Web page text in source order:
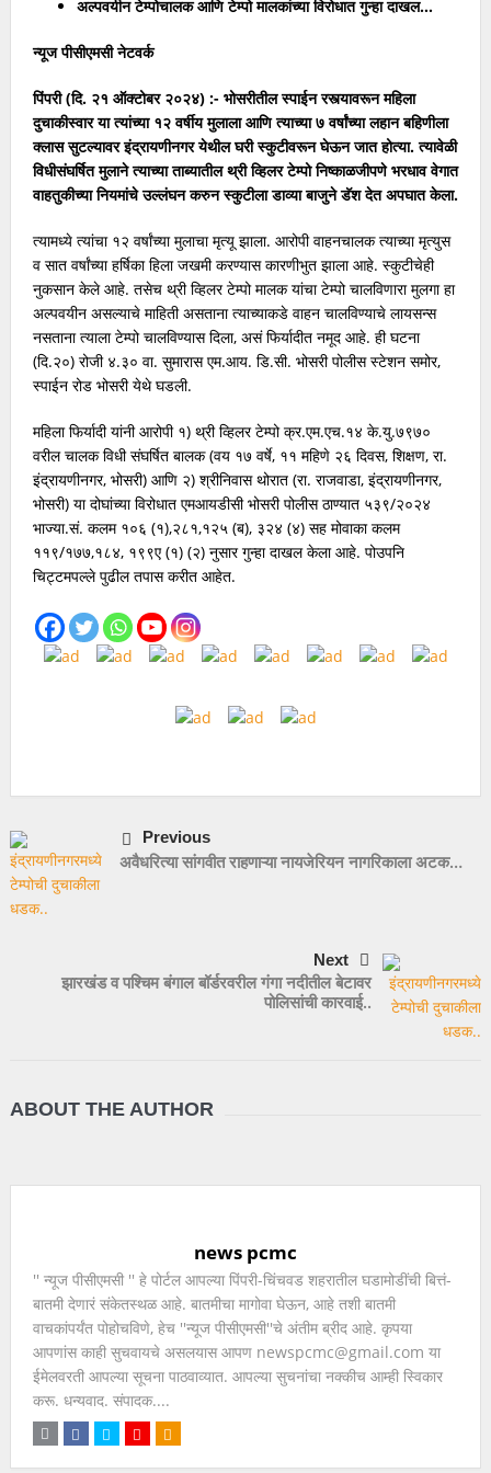
बिर्ला हॉस्पिटलजवळील पुलाचे तुटलेले कठडे तातडीने दुरुस्त करण्याची
विश्वजीत बारणे यांची मागणी…
“हर्षवर्धन सपकाळ यांनी त्वरित जाहीर माफी मागावी” – योगेश बहल…
फोर्स ट्रॅव्हलरच्या धडकेत तरुणीचा मृत्यू; चालकाविरुद्ध निगडी पोलिसांत गुन्हा
दाखल…
जुन्या वादातून तरुणावर सिमेंट ब्लॉकने हल्ला…
अल्पवयीन टेम्पोचालक आणि टेम्पो मालकांच्या विरोधात गुन्हा दाखल…
न्यूज पीसीएमसी नेटवर्क
पिंपरी (दि. २१ ऑक्टोबर २०२४) :- भोसरीतील स्पाईन रस्त्यावरून महिला
दुचाकीस्वार या त्यांच्या १२ वर्षीय मुलाला आणि त्याच्या ७ वर्षांच्या लहान बहिणीला
क्लास सुटल्यावर इंद्रायणीनगर येथील घरी स्कुटीवरून घेऊन जात होत्या. त्यावेळी
विधीसंघर्षित मुलाने त्याच्या ताब्यातील थ्री व्हिलर टेम्पो निष्काळजीपणे भरधाव वेगात
वाहतुकीच्या नियमांचे उल्लंघन करुन स्कुटीला डाव्या बाजुने डॅश देत अपघात केला.
त्यामध्ये त्यांचा १२ वर्षांच्या मुलाचा मृत्यू झाला. आरोपी वाहनचालक त्याच्या मृत्युस
व सात वर्षांच्या हर्षिका हिला जखमी करण्यास कारणीभुत झाला आहे. स्कुटीचेही
नुकसान केले आहे. तसेच थ्री व्हिलर टेम्पो मालक यांचा टेम्पो चालविणारा मुलगा हा
अल्पवयीन असल्याचे माहिती असताना त्याच्याकडे वाहन चालविण्याचे लायसन्स
नसताना त्याला टेम्पो चालविण्यास दिला, असं फिर्यादीत नमूद आहे. ही घटना
(दि.२०) रोजी ४.३० वा. सुमारास एम.आय. डि.सी. भोसरी पोलीस स्टेशन समोर,
स्पाईन रोड भोसरी येथे घडली.
महिला फिर्यादी यांनी आरोपी १) थ्री व्हिलर टेम्पो क्र.एम.एच.१४ के.यु.७९७०
वरील चालक विधी संघर्षित बालक (वय १७ वर्षे, ११ महिणे २६ दिवस, शिक्षण, रा.
इंद्रायणीनगर, भोसरी) आणि २) श्रीनिवास थोरात (रा. राजवाडा, इंद्रायणीनगर,
भोसरी) या दोघांच्या विरोधात एमआयडीसी भोसरी पोलीस ठाण्यात ५३९/२०२४
भाज्या.सं. कलम १०६ (१),२८१,१२५ (ब), ३२४ (४) सह मोवाका कलम
११९/१७७,१८४, १९९ए (१) (२) नुसार गुन्हा दाखल केला आहे. पोउपनि
चिट्टमपल्ले पुढील तपास करीत आहेत.
Previous
अवैधरित्या सांगवीत राहणाऱ्या नायजेरियन नागरिकाला अटक…
Next
झारखंड व पश्चिम बंगाल बॉर्डरवरील गंगा नदीतील बेटावर
पोलिसांची कारवाई..
ABOUT THE AUTHOR
news pcmc
'' न्यूज पीसीएमसी '' हे पोर्टल आपल्या पिंपरी-चिंचवड शहरातील घडामोडींची बित्तं-
बातमी देणारं संकेतस्थळ आहे. बातमीचा मागोवा घेऊन, आहे तशी बातमी
वाचकांपर्यंत पोहोचविणे, हेच ''न्यूज पीसीएमसी''चे अंतीम ब्रीद आहे. कृपया
आपणांस काही सुचवायचे असलयास आपण newspcmc@gmail.com या
ईमेलवरती आपल्या सूचना पाठवाव्यात. आपल्या सुचनांचा नक्कीच आम्ही स्विकार
करू. धन्यवाद. संपादक....